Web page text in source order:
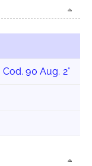
Cod. 90 Aug. 2°